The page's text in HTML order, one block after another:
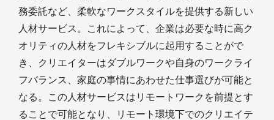
務委託など、柔軟なワークスタイルを提供する新しい
人材サービス。これによって、企業は必要な時に高ク
オリティの人材をフレキシブルに起用することがで
き、クリエイターはダブルワークや自身のワークライ
フバランス、家庭の事情にあわせた仕事選びが可能と
なる。この人材サービスはリモートワークを前提とす
ることで可能となり、リモート環境下でのクリエイテ